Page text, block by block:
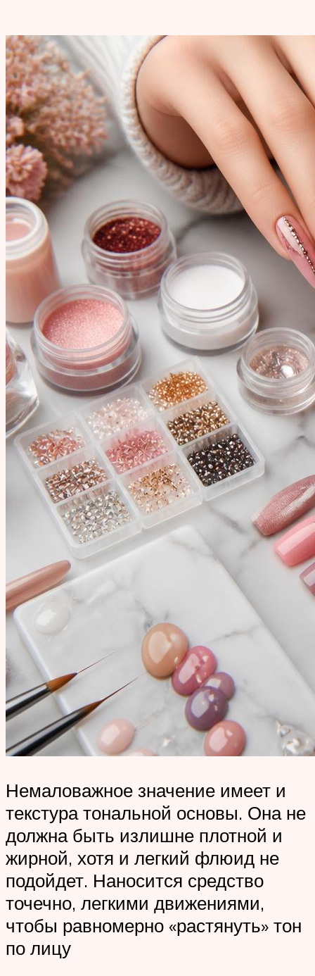
Немаловажное значение имеет и
текстура тональной основы. Она не
должна быть излишне плотной и
жирной, хотя и легкий флюид не
подойдет. Наносится средство
точечно, легкими движениями,
чтобы равномерно «растянуть» тон
по лицу